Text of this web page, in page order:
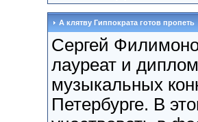
А клятву Гиппократа готов пропеть
Сергей
лауреат и
музыкальных
Петербурге. В